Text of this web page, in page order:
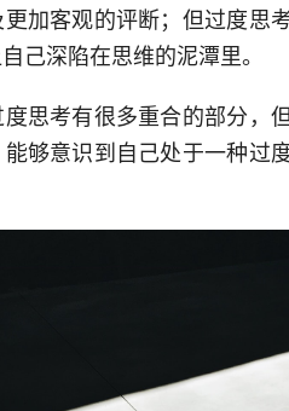
加客观的评断；但过度思
己深陷在思维的泥潭里。
思考有很多重合的部分，
够意识到自己处于一种过